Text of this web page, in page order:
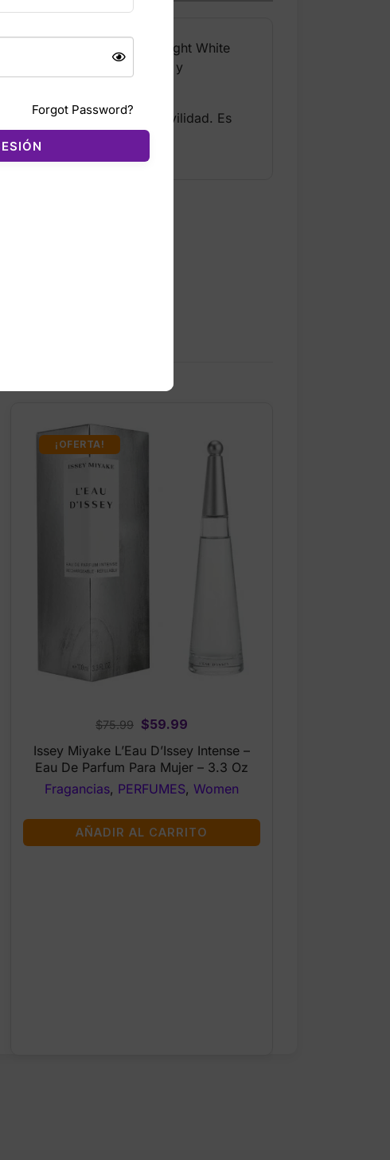
el clima cálido. Su color Bright White
en algodón suave y
que favorece la movilidad. Es
de la marca.
¡OFERTA!
$75.99 Original
price
was:
$75.99.
$59.99
price
is:
$59.99.
Issey Miyake L’Eau D’Issey Intense –
Eau De Parfum Para Mujer – 3.3 Oz
Fragancias, PERFUMES, Women
AÑADIR AL CARRITO
Forgot Password?